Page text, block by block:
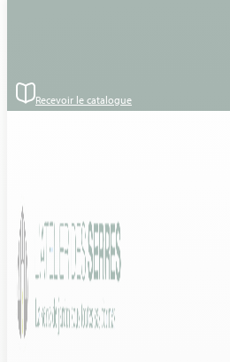
Recevoir le catalogue
Nos
Exotic -
Modèle Euro Exotic – Euroserre –